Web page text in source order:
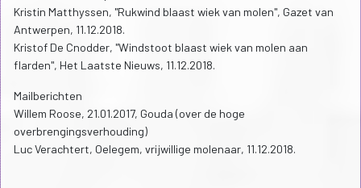
Kristin Matthyssen, "Rukwind blaast wiek van molen", Gazet van
Antwerpen, 11.12.2018.
Kristof De Cnodder, "Windstoot blaast wiek van molen aan
flarden", Het Laatste Nieuws, 11.12.2018.
Mailberichten
Willem Roose, 21.01.2017, Gouda (over de hoge
overbrengingsverhouding)
Luc Verachtert, Oelegem, vrijwillige molenaar, 11.12.2018.